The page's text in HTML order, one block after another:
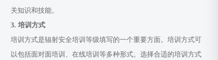
关知识和技能。
3. 培训方式
培训方式是辐射安全培训等级填写的一个重要方面。培训方式可
以包括面对面培训、在线培训等多种形式。选择合适的培训方式